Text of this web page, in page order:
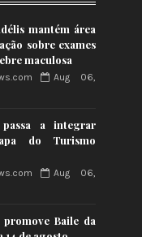
mantém área
sobre exames
maculosa
Aug 06,
a integrar
do Turismo
Aug 06,
Baile da